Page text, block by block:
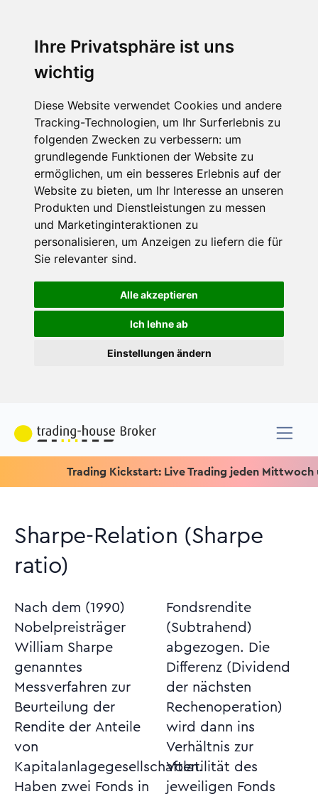
Ihre Privatsphäre ist uns
wichtig
Diese Website verwendet Cookies und andere
Tracking-Technologien, um Ihr Surferlebnis zu
folgenden Zwecken zu verbessern: um
grundlegende Funktionen der Website zu
ermöglichen, um ein besseres Erlebnis auf der
Website zu bieten, um Ihr Interesse an unseren
Produkten und Dienstleistungen zu messen
und Marketinginteraktionen zu
personalisieren, um Anzeigen zu liefern die für
Sie relevanter sind.
Alle akzeptieren
Ich lehne ab
Einstellungen ändern
Trading Kickstart: Live Trading jeden Mittwoch um
Sharpe-Relation (Sharpe
ratio)
Nach dem (1990)
Nobelpreisträger
William Sharpe
genanntes
Messverfahren zur
Beurteilung der
Rendite der Anteile
von
Kapitalanlagegesellschaften.
Haben zwei Fonds in
Fondsrendite
(Subtrahend)
abgezogen. Die
Differenz (Dividend
der nächsten
Rechenoperation)
wird dann ins
Verhältnis zur
Volatilität des
jeweiligen Fonds